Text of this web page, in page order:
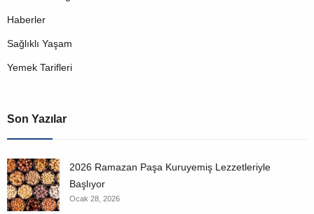
Haberler
Sağlıklı Yaşam
Yemek Tarifleri
Son Yazılar
2026 Ramazan Paşa Kuruyemiş Lezzetleriyle
Başlıyor
Ocak 28, 2026